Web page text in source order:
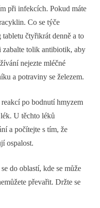
při infekcích. Pokud máte
Co se týče
čtyřikrát denně a to
zabalte tolik antibiotik, aby
nejezte mléčné
a potraviny se železem.
po bodnutí hmyzem
U těchto léků
a počítejte s tím, že
ospalost.
do oblastí, kde se může
převařit. Držte se